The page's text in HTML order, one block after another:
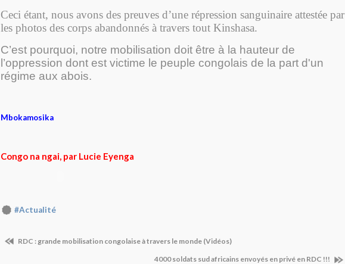
Ceci étant, nous avons des preuves d’une répression sanguinaire attestée par
les photos des corps abandonnés à travers tout Kinshasa.
C’est pourquoi, notre mobilisation doit être à la hauteur de
l’oppression dont est victime le peuple congolais de la part d'un
régime aux abois.
Mbokamosika
Congo na ngai, par Lucie Eyenga
#Actualité
RDC : grande mobilisation congolaise à travers le monde (Vidéos)
4000 soldats sud africains envoyés en privé en RDC !!!